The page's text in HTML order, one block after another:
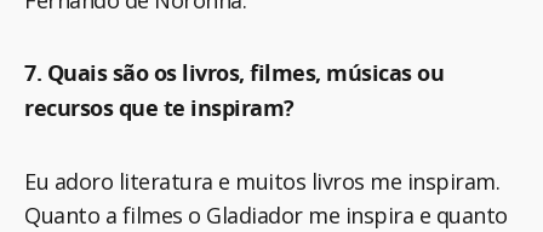
7. Quais são os livros, filmes, músicas ou
recursos que te inspiram?
Eu adoro literatura e muitos livros me inspiram.
Quanto a filmes o Gladiador me inspira e quanto